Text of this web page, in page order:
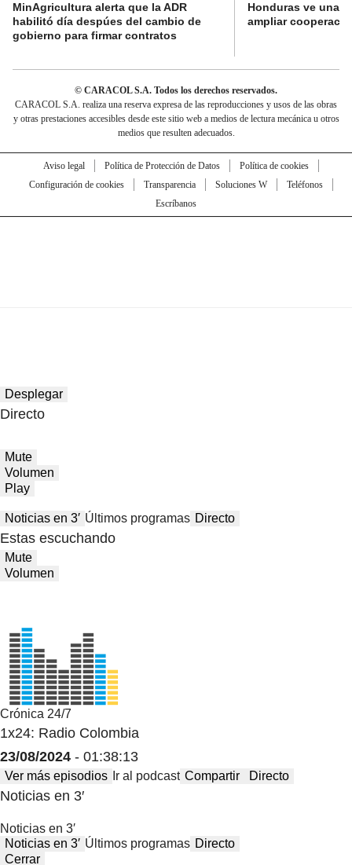
MinAgricultura alerta que la ADR
habilitó día despúes del cambio de
gobierno para firmar contratos
Honduras ve una
ampliar
© CARACOL S.A. Todos los derechos reservados.
CARACOL S.A. realiza una reserva expresa de las reproducciones y usos de las obras
y otras prestaciones accesibles desde este sitio web a medios de lectura mecánica u otros
medios que resulten adecuados.
Aviso legal Política de Protección de Datos
Política de cookies
Configuración de cookies
Transparencia Soluciones W
Teléfonos
Escríbanos
Desplegar
Directo
Mute
Volumen
Play
Noticias en 3′ Últimos programas Directo
Estas escuchando
Mute
Volumen
Crónica 24/7
1x24: Radio Colombia
23/08/2024 - 01:38:13
Ver más episodios Ir al podcast Compartir Directo
Noticias en 3′
Noticias en 3′
Noticias en 3′ Últimos programas Directo
Cerrar